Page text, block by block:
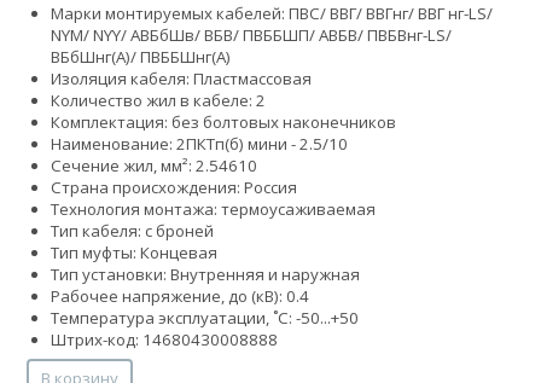
Марки монтируемых кабелей: ПВС/ ВВГ/ ВВГнг/ ВВГ нг-LS/
NYM/ NYY/ АВБбШв/ ВБВ/ ПВББШП/ АВБВ/ ПВБВнг-LS/
ВБбШнг(А)/ ПВББШнг(А)
Изоляция кабеля: Пластмассовая
Количество жил в кабеле: 2
Комплектация: без болтовых наконечников
Наименование: 2ПКТп(б) мини - 2.5/10
Сечение жил, мм²: 2.54610
Страна происхождения: Россия
Технология монтажа: термоусаживаемая
Тип кабеля: с броней
Тип муфты: Концевая
Тип установки: Внутренняя и наружная
Рабочее напряжение, до (кВ): 0.4
Температура эксплуатации, ˚С: -50...+50
Штрих-код: 14680430008888
В корзину